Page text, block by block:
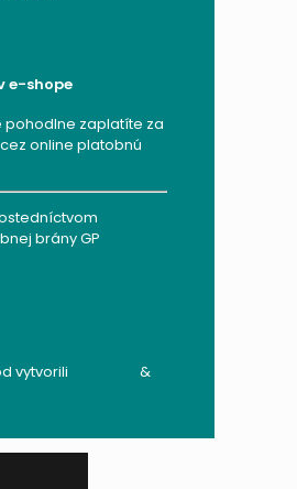
e-shope
zaplatíte za
online platobnú
vytvorili
&